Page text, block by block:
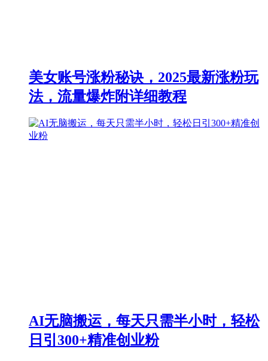
美女账号涨粉秘诀，2025最新涨粉玩
法，流量爆炸附详细教程
AI无脑搬运，每天只需半小时，轻松
日引300+精准创业粉